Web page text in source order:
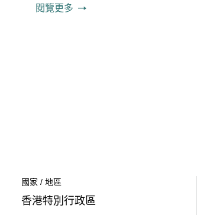
閱覽更多
國家 / 地區
香港特別行政區